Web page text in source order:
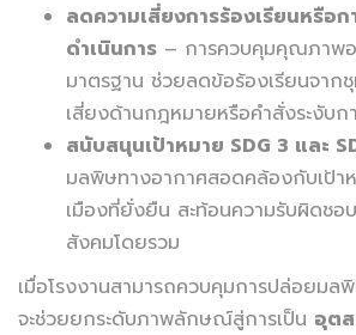
ลดความเสี่ยงการร้องเรียนหรือ
ดำเนินการ – การควบคุมคุณภาพ
มาตรฐาน ช่วยลดข้อร้องเรียนจาก
เสี่ยงด้านกฎหมายหรือคำสั่งระงับก
สนับสนุนเป้าหมาย SDG 3 และ
มลพิษทางอากาศสอดคล้องกับเป้า
เมืองที่ยั่งยืน สะท้อนความรับผิดช
สังคมโดยรวม
เมื่อโรงงานสามารถควบคุมการปล่อยมล
จะช่วยยกระดับภาพลักษณ์สู่การเป็น อุต